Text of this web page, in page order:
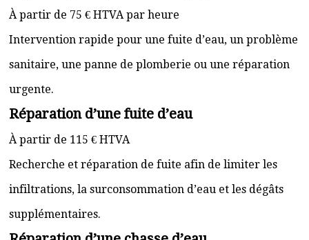
À partir de 75 € HTVA par heure
Intervention rapide pour une fuite d’eau, un problème
sanitaire, une panne de plomberie ou une réparation
urgente.
Réparation d’une fuite d’eau
À partir de 115 € HTVA
Recherche et réparation de fuite afin de limiter les
infiltrations, la surconsommation d’eau et les dégâts
supplémentaires.